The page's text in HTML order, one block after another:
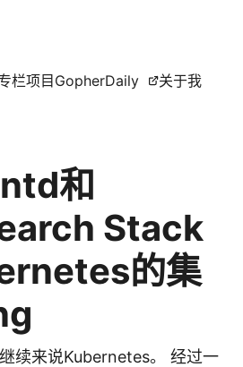
栏项目 GopherDaily 关于我
和
Stack
的集
续来说Kubernetes。 经过一